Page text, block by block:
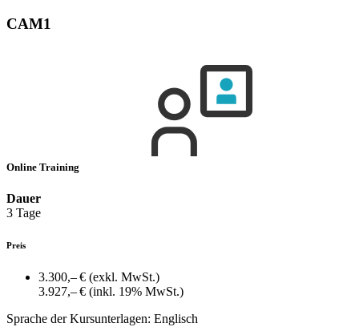
CAM1
Online Training
Dauer
3 Tage
Preis
3.300,– € (exkl. MwSt.)
3.927,– € (inkl. 19% MwSt.)
Sprache der Kursunterlagen: Englisch